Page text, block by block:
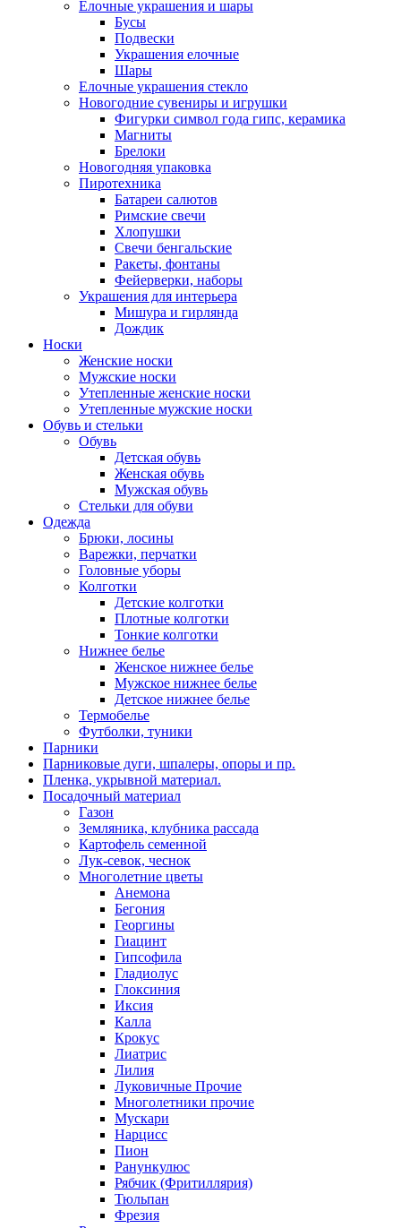
Елочные украшения и шары
Бусы
Подвески
Украшения елочные
Шары
Елочные украшения стекло
Новогодние сувениры и игрушки
Фигурки символ года гипс, керамика
Магниты
Брелоки
Новогодняя упаковка
Пиротехника
Батареи салютов
Римские свечи
Хлопушки
Свечи бенгальские
Ракеты, фонтаны
Фейерверки, наборы
Украшения для интерьера
Мишура и гирлянда
Дождик
Носки
Женские носки
Мужские носки
Утепленные женские носки
Утепленные мужские носки
Обувь и стельки
Обувь
Детская обувь
Женская обувь
Мужская обувь
Стельки для обуви
Одежда
Брюки, лосины
Варежки, перчатки
Головные уборы
Колготки
Детские колготки
Плотные колготки
Тонкие колготки
Нижнее белье
Женское нижнее белье
Мужское нижнее белье
Детское нижнее белье
Термобелье
Футболки, туники
Парники
Парниковые дуги, шпалеры, опоры и пр.
Пленка, укрывной материал.
Посадочный материал
Газон
Земляника, клубника рассада
Картофель семенной
Лук-севок, чеснок
Многолетние цветы
Анемона
Бегония
Георгины
Гиацинт
Гипсофила
Гладиолус
Глоксиния
Иксия
Калла
Крокус
Лиатрис
Лилия
Луковичные Прочие
Многолетники прочие
Мускари
Нарцисс
Пион
Ранункулюс
Рябчик (Фритиллярия)
Тюльпан
Фрезия